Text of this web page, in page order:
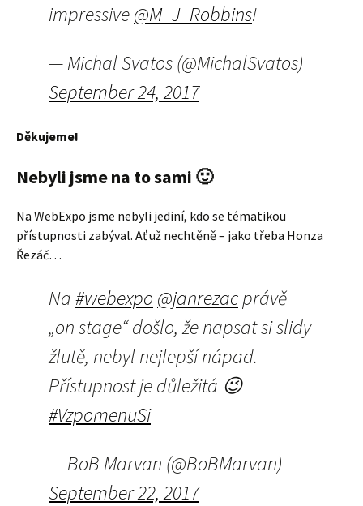
impressive@M_J_Robbins!
— Michal Svatos (@MichalSvatos)
September 24, 2017
Děkujeme!
Nebyli jsme na to sami 🙂
Na WebExpo jsme nebyli jediní, kdo se tématikou
přístupnosti zabýval. Ať už nechtěně – jako třeba Honza
Řezáč…
Na#webexpo @janrezacprávě
„on stage“ došlo, že napsat si slidy
žlutě, nebyl nejlepší nápad.
Přístupnost je důležitá 😉
#VzpomenuSi
— BoB Marvan (@BoBMarvan)
September 22, 2017